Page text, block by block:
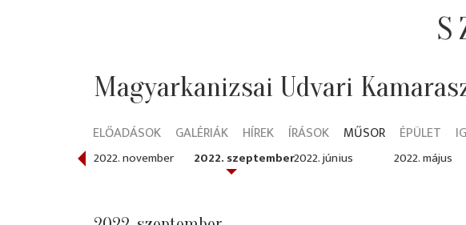
Magyarkanizsai Udvari
ELŐADÁSOK GALÉRIÁK HÍREK ÍRÁSOK MŰSOR ÉPÜLET
2022. november 2022. szeptember2022. június 2022. május